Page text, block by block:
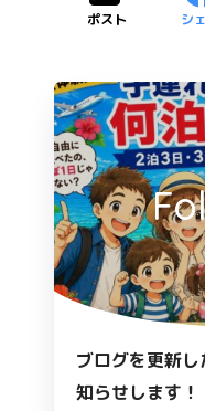
ポスト シ
ブログを更新
知らせします！